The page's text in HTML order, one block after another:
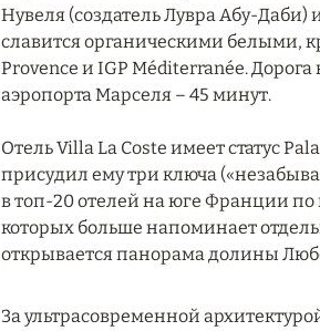
Нувеля (создатель Лувра Абу-Даби)
славится органическими белыми,
Provence и IGP Méditerranée.
аэропорта Марселя – 45 минут.
Отель Villa La Coste имеет статус
присудил ему три ключа
в топ-20 отелей на юге Франции по
которых больше напоминает
открывается панорама долины
За ультрасовременной